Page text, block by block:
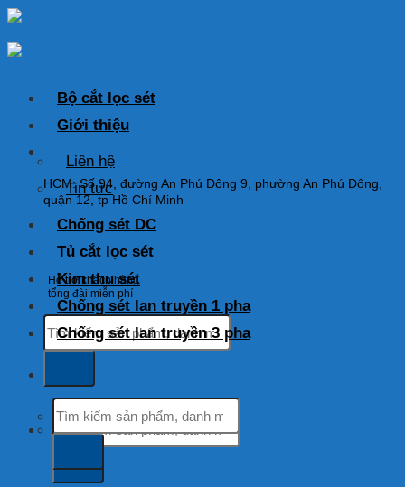
Skip
content
HOTLINE: 0925 038 097
HCM: Số 94, đường An Phú Đông 9, phường An Phú Đông,
quận 12, tp Hồ Chí Minh
Hỗ trợ khách hàng
tổng đài miễn phí
Tìm
kiếm:
Tìm
kiếm:
Bộ cắt lọc sét
Giới thiệu
Liên hệ
Tin tức
Chống sét DC
Tủ cắt lọc sét
Kim thu sét
Chống sét lan truyền 1 pha
Chống sét lan truyền 3 pha
Tìm
kiếm: